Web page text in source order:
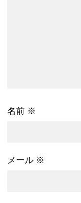
名前 ※
メール ※